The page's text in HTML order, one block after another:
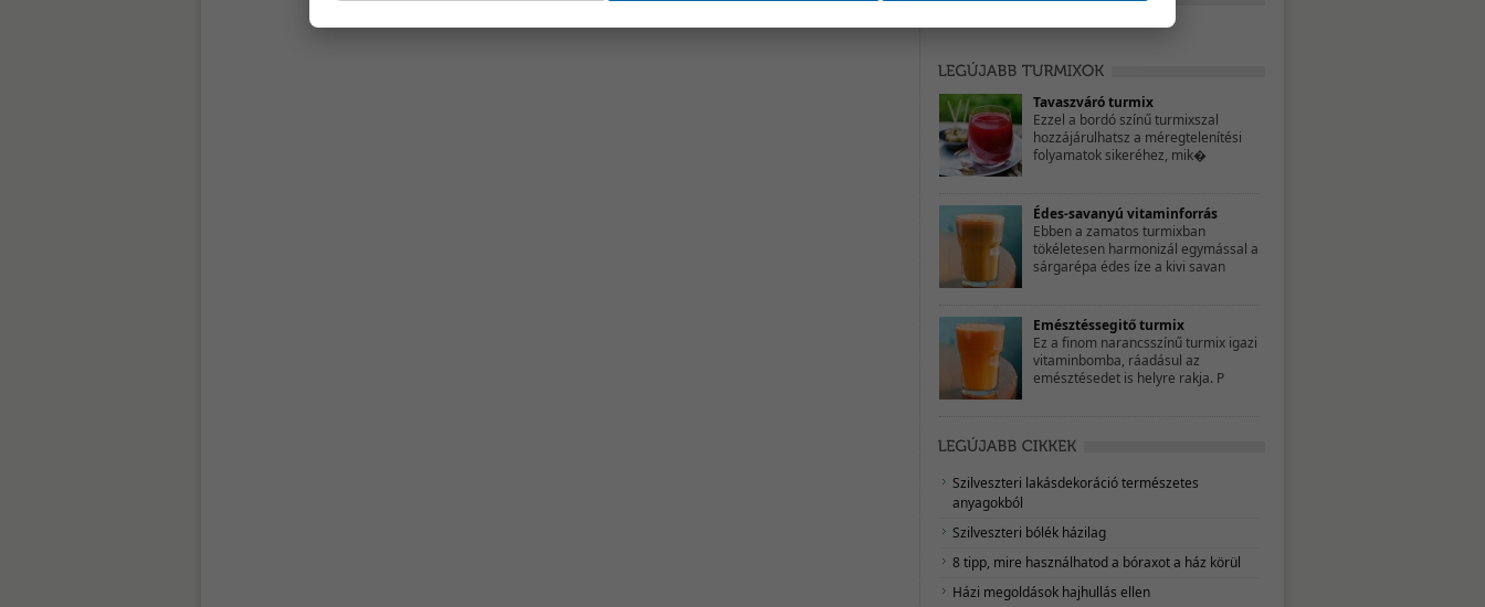
Tavaszváró turmix
Ezzel a bordó színű turmixszal
hozzájárulhatsz a méregtelenítési
folyamatok sikeréhez, mik�
Édes-savanyú vitaminforrás
Ebben a zamatos turmixban
tökéletesen harmonizál egymással a
sárgarépa édes íze a kivi savan
Emésztéssegitő turmix
Ez a finom narancsszínű turmix igazi
vitaminbomba, ráadásul az
emésztésedet is helyre rakja. P
Szilveszteri lakásdekoráció természetes
anyagokból
Szilveszteri bólék házilag
8 tipp, mire használhatod a bóraxot a ház körül
Házi megoldások hajhullás ellen